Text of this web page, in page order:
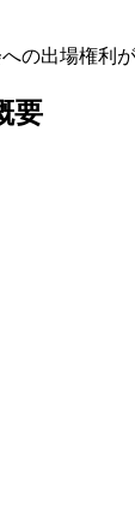
の出場権利
要